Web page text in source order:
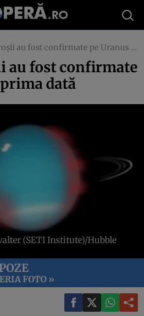
fost confirmate pe Uranus pentru prima dată
au fost confirmate
dată
(SETI Institute)/Hubble
FOTO »